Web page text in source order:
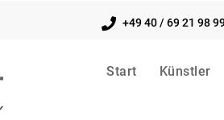
+49 40 / 69 21 98
Start Künstler